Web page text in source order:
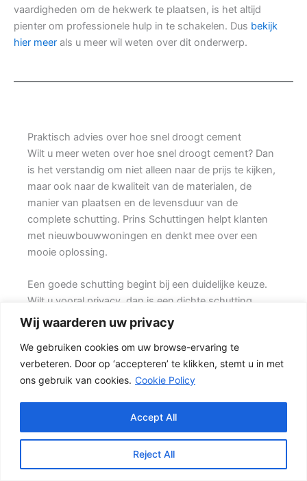
Wij waarderen uw privacy
We gebruiken cookies om uw browse-ervaring te
verbeteren. Door op ‘accepteren’ te klikken, stemt u in met
ons gebruik van cookies. Cookie Policy
Reject All
Accept All
vaardigheden om de hekwerk te plaatsen, is het altijd
pienter om professionele hulp in te schakelen. Dus bekijk
hier meer als u meer wil weten over dit onderwerp.
Praktisch advies over hoe snel droogt cement
Wilt u meer weten over hoe snel droogt cement? Dan
is het verstandig om niet alleen naar de prijs te kijken,
maar ook naar de kwaliteit van de materialen, de
manier van plaatsen en de levensduur van de
complete schutting. Prins Schuttingen helpt klanten
met nieuwbouwwoningen en denkt mee over een
mooie oplossing.
Een goede schutting begint bij een duidelijke keuze.
Wilt u vooral privacy, dan is een dichte schutting
meestal de beste keuze. Daarom is persoonlijk advies
vaak beter dan alleen online een standaardprijs
bekijken.
Schutting kiezen op basis van uitstraling en gebruik
meest gekozen oplossing. {De betonpalen en
betonplaten zorgen voor stabiliteit, terwijl de houten
schermen zorgen voor een natuurlijke uitstraling.} Het